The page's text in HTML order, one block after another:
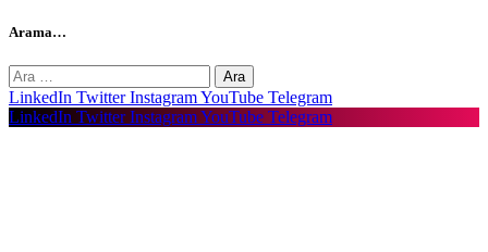
Arama…
Arama:
LinkedIn Twitter InstagramYouTube Telegram
LinkedIn Twitter InstagramYouTube Telegram